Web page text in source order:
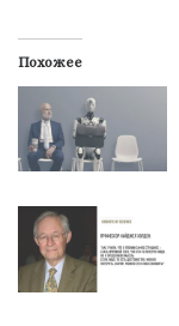
Похожее